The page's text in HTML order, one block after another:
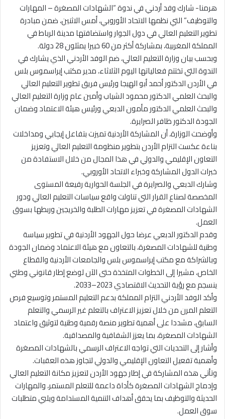
هرمنا- شارك وفد أردني في ندوة “الشهادات المصغرة – المهارات
والتوظيف” التي نظمها الاتحاد الأوروبي، أمس الاثنين، ضمن مبادرة
تطوير التعليم العالي في دول الجوار واستضافتها مدينة الرباط في
المملكة المغربية، بمشاركة أكثر من 60 خبيرا يمثلون 28 دولة.
وبحسب بيان وزارة التعليم العالي، ضم الوفد الأردني الذي يشارك في
الندوة التي تختتم فعالياتها اليوم الثلاثاء، مدير مكتب إيراسموس بلس
في الأردن الدكتور أحمد أبو الهيجا ورئيس فريق تطوير التعليم العالي
والبحث العلمي الدكتور محمود الشياب وأمين عام وزارة التعليم العالي
والبحث العلمي الدكتور مأمون الدبعي ورئيس هيئة الاعتماد وضمان
الجودة الدكتور ظافر الصرايرة.
وأوضحت الوزارة، أن المشاركة الأردنية تميزت بتفاعل إيجابي ومداخلات
بناءة عكست التزام الأردن بتطوير منظومة التعليم العالي وتعزيز
التعاون الإقليمي والدولي في هذا المجال من خلال الاستفادة من
خبرات الدول المشاركة وخبراء الاتحاد الأوروبي.
وشارك الدبعي والصرايرة في الجلسة الحوارية رفيعة المستوى
المخصصة لصناع القرار التي تناولت واقع سياسات التعليم العالي ودور
الشهادات المصغرة في تعزيز مهارات الطلبة والخريجين وربطها بسوق
العمل.
وقدم الدكتور الدبعي عرضا حول الجهود الأردنية في تطوير سياسة
وطنية للشهادات المصغرة، بالتعاون مع هيئة الاعتماد وضمان الجودة
وبالشراكة مع مكتب إيراسموس بلس والجامعات الأردنية والقطاع
الخاص، مشيرا إلى الخطوات المتخذة حتى الآن لوضع إطار قانوني وطني
ينسجم مع رؤية التحديث الاقتصادي 2023–2033.
وأكد الوفد الأردني التزام المملكة بدعم التعليم المستمر وتوسيع فرص
التعلم المرن من خلال تعزيز الاعتراف بالتعلم غير الرسمي والتعلم
السابق، مشددا على أهمية تطوير منصة رقمية وطنية لتوثيق واعتماد
الشهادات المصغرة، بما يعزز الشفافية والمصداقية.
وأشار إلى التحديات التي تواجه الاعتراف الرسمي بالشهادات المصغرة
وأهمية تفعيل التعاون الإقليمي والدولي لتجاوز هذه العقبات.
وتأتي هذه المشاركة في إطار جهود الأردن لتعزيز مكانة التعليم العالي
وإدماج الشهادات المصغرة كأداة داعمة للتعلم المستمر، والمهارات
الحديثة والتوظيف بما يحقق أهداف التنمية المستدامة ويلبي متطلبات
سوق العمل.